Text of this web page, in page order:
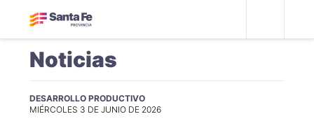
Noticias
DESARROLLO PRODUCTIVO
MIÉRCOLES 3 DE JUNIO DE 2026